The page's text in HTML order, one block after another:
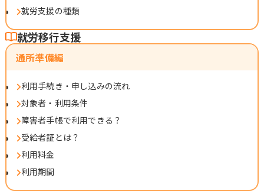
就労支援の種類
就労移行支援
通所準備編
利用手続き・申し込みの流れ
対象者・利用条件
障害者手帳で利用できる？
受給者証とは？
利用料金
利用期間